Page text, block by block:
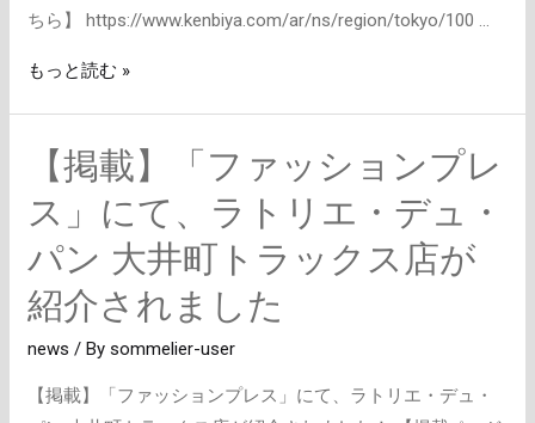
ス
が
紹
れ
し
た
ちら】 https://www.kenbiya.com/ar/ns/region/tokyo/100 …
リ
ュ・
パ
ン
大
井
ト
ラ
もっと読む »
【掲載】「ファッションプレ
ス」にて、ラトリエ・デュ・
パン 大井町トラックス店が
紹介されました
news / Bysommelier-user
【掲載】「ファッションプレス」にて、ラトリエ・デュ・